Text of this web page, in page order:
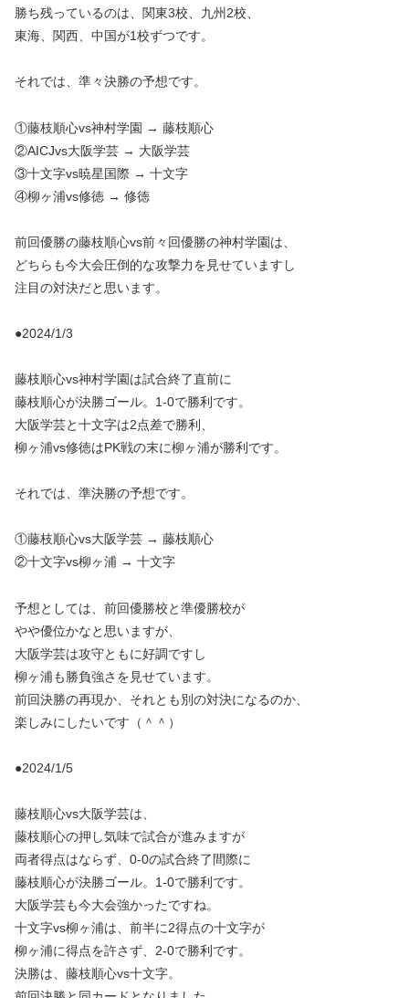
勝ち残っているのは、関東3校、九州2校、
東海、関西、中国が1校ずつです。
それでは、準々決勝の予想です。
①藤枝順心vs神村学園 → 藤枝順心
②AICJvs大阪学芸 → 大阪学芸
③十文字vs暁星国際 → 十文字
④柳ヶ浦vs修徳 → 修徳
前回優勝の藤枝順心vs前々回優勝の神村学園は、
どちらも今大会圧倒的な攻撃力を見せていますし
注目の対決だと思います。
●2024/1/3
藤枝順心vs神村学園は試合終了直前に
藤枝順心が決勝ゴール。1-0で勝利です。
大阪学芸と十文字は2点差で勝利、
柳ヶ浦vs修徳はPK戦の末に柳ヶ浦が勝利です。
それでは、準決勝の予想です。
①藤枝順心vs大阪学芸 → 藤枝順心
②十文字vs柳ヶ浦 → 十文字
予想としては、前回優勝校と準優勝校が
やや優位かなと思いますが、
大阪学芸は攻守ともに好調ですし
柳ヶ浦も勝負強さを見せています。
前回決勝の再現か、それとも別の対決になるのか、
楽しみにしたいです（＾＾）
●2024/1/5
藤枝順心vs大阪学芸は、
藤枝順心の押し気味で試合が進みますが
両者得点はならず、0-0の試合終了間際に
藤枝順心が決勝ゴール。1-0で勝利です。
大阪学芸も今大会強かったですね。
十文字vs柳ヶ浦は、前半に2得点の十文字が
柳ヶ浦に得点を許さず、2-0で勝利です。
決勝は、藤枝順心vs十文字。